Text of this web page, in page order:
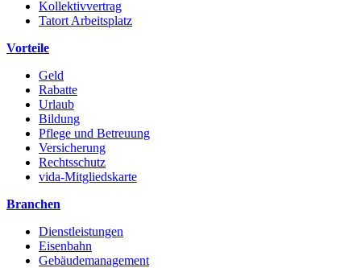
Kollektivvertrag
Tatort Arbeitsplatz
Vorteile
Geld
Rabatte
Urlaub
Bildung
Pflege und Betreuung
Versicherung
Rechtsschutz
vida-Mitgliedskarte
Branchen
Dienstleistungen
Eisenbahn
Gebäudemanagement